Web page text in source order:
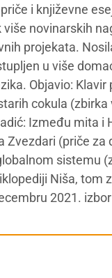
i književne
novinarskih
projekata.
u više
Objavio: Klavir
cokula (zbirka
Između mita i
Zvezdari (priče
sistemu
Niša, tom
2021.